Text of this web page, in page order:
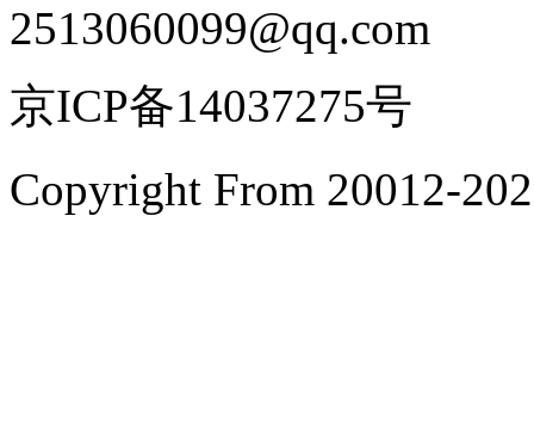
2513060099@qq.com
京ICP备14037275号
Copyright From 20012-